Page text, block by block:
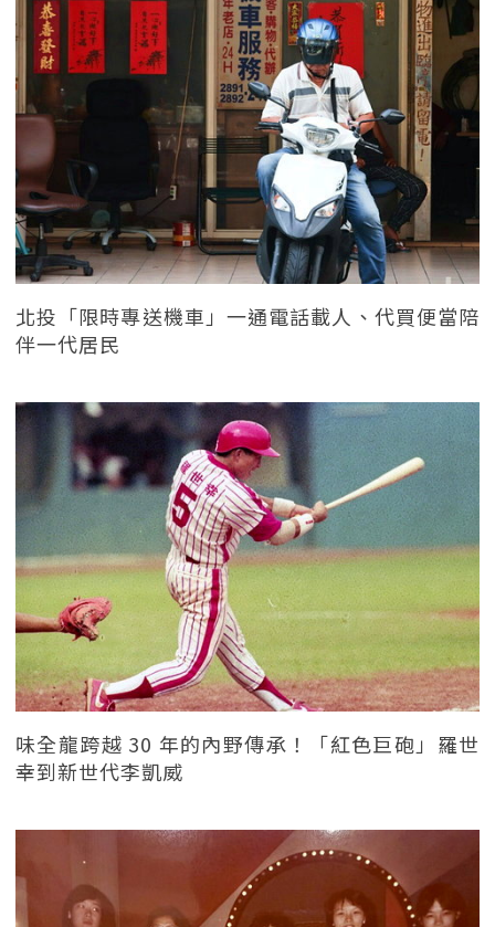
北投「限時專送機車」一通電話載人、代買便當陪
伴一代居民
味全龍跨越 30 年的內野傳承！「紅色巨砲」羅世
幸到新世代李凱威